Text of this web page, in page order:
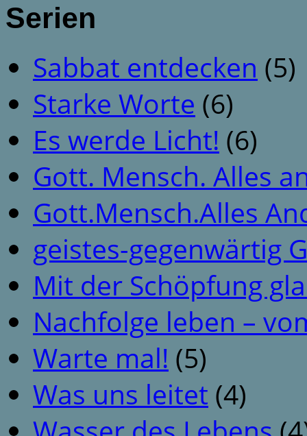
Serien
Sabbat entdecken (5)
Starke Worte (6)
Es werde Licht! (6)
Gott. Mensch. Alles
Gott.Mensch.Alles
geistes-gegenwärtig
Mit der Schöpfung
Nachfolge leben –
Warte mal! (5)
Was uns leitet (4)